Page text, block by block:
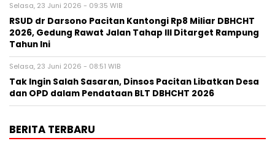
Selasa, 23 Juni 2026 - 09:35 WIB
RSUD dr Darsono Pacitan Kantongi Rp8 Miliar DBHCHT
2026, Gedung Rawat Jalan Tahap III Ditarget Rampung
Tahun Ini
Selasa, 23 Juni 2026 - 08:51 WIB
Tak Ingin Salah Sasaran, Dinsos Pacitan Libatkan Desa
dan OPD dalam Pendataan BLT DBHCHT 2026
BERITA TERBARU